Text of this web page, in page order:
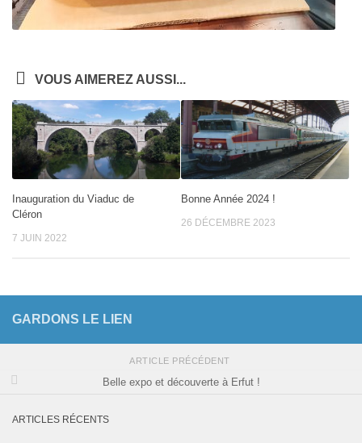
VOUS AIMEREZ AUSSI...
Inauguration du Viaduc de
Cléron
7 JUIN 2022
Bonne Année 2024 !
26 DÉCEMBRE 2023
GARDONS LE LIEN
ARTICLE PRÉCÉDENT
Belle expo et découverte à Erfut !
ARTICLES RÉCENTS